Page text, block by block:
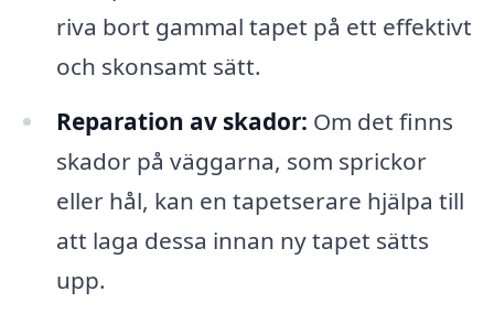
riva bort gammal tapet på ett effektivt
och skonsamt sätt.
Reparation av skador: Om det finns
skador på väggarna, som sprickor
eller hål, kan en tapetserare hjälpa till
att laga dessa innan ny tapet sätts
upp.